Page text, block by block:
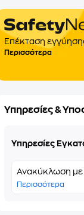
Επέκταση
Περισσότερα
Υπηρεσίες &
Υπηρεσίες
Ανακύκλωση
Περισσότερα